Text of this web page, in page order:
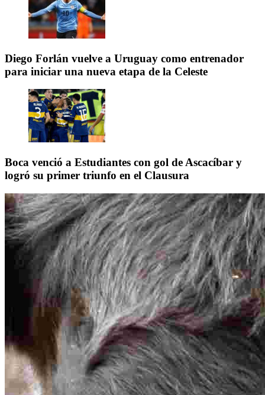
Diego Forlán vuelve a Uruguay como entrenador
para iniciar una nueva etapa de la Celeste
Boca venció a Estudiantes con gol de Ascacíbar y
logró su primer triunfo en el Clausura